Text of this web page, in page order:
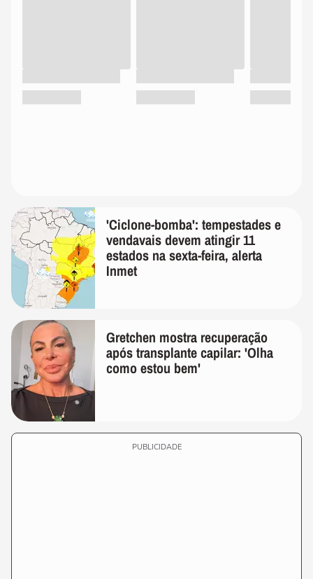
'Ciclone-bomba': tempestades e
vendavais devem atingir 11
estados na sexta-feira, alerta
Inmet
Gretchen mostra recuperação
após transplante capilar: 'Olha
como estou bem'
PUBLICIDADE